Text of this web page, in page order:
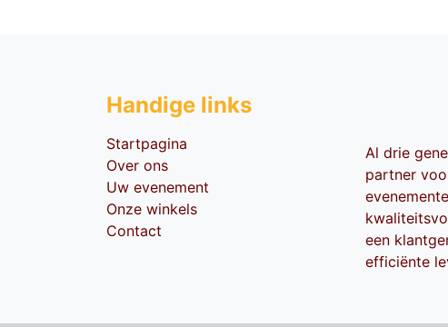
Handige li​nks
Startpagina
Over ons
Uw evenement
Onze winkels
Contact
Al drie
partner
een
efficiënte